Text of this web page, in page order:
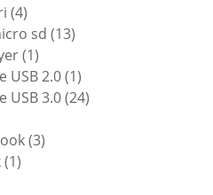
44
prodotti
sd 1313
11
prodotto
USB 2.0 11
prodotto
USB 3.0 2424
33
11